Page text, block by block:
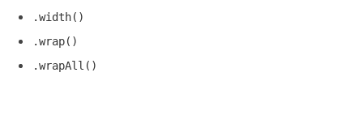
.width()
.wrap()
.wrapAll()